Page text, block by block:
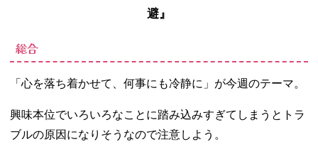
避』
総合
「心を落ち着かせて、何事にも冷静に」が今週のテーマ。
興味本位でいろいろなことに踏み込みすぎてしまうとトラ
ブルの原因になりそうなので注意しよう。